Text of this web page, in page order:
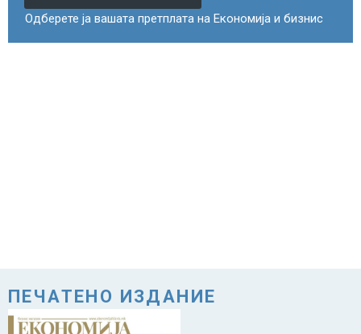
Одберете ја вашата претплата на Економија и бизнис
ПЕЧАТЕНО ИЗДАНИЕ